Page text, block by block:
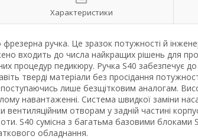
Характеристики
ручка. Це зразок потужності й
входить до числа найкращих рішень для
процедур педикюру. Ручка S40 забезпечує
тверді матеріали без просідання
лише безщітковим аналогам.
навантаженні. Система швидкої заміни
отворам у задній частині
S40 сумісна з багатьма базовими
обладнання.